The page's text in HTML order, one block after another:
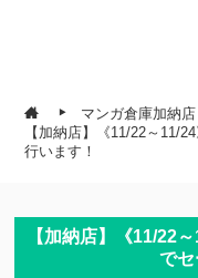
マンガ倉庫加納店
【加納店】《11/22～11/
行います！
【加納店】《11/22
でセ